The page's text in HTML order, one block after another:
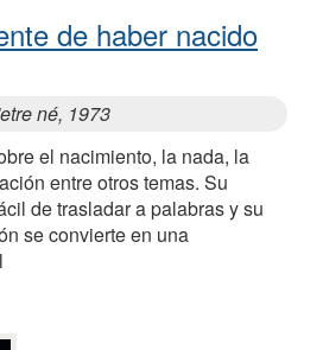
de haber nacido
né, 1973
el nacimiento, la nada, la
entre otros temas. Su
de trasladar a palabras y su
se convierte en una